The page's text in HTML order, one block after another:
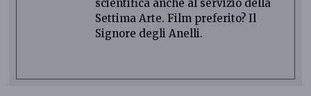
scientifica anche al servizio della
Settima Arte. Film preferito? Il
Signore degli Anelli.